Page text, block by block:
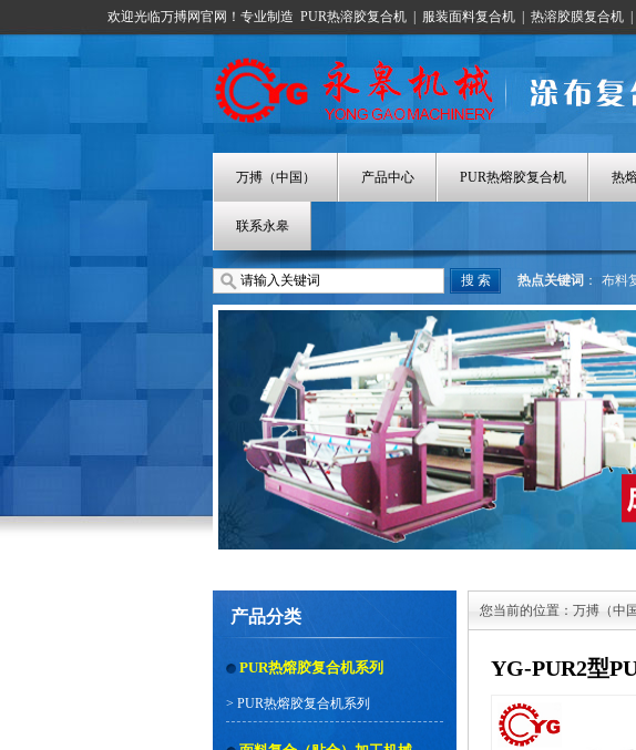
欢迎光临万搏网官网！专业制造 PUR热溶胶复合机 服装面料复合机 热溶胶膜复合机
万搏（中国） 产品中心 PUR热熔胶复合机 热
联系永皋
热点关键词 ： 布料
热熔胶涂布机
热
产品分类
PUR热熔胶复合机系列
> PUR热熔胶复合机系列
您当前的位置： 万搏（中国
YG-PUR2型